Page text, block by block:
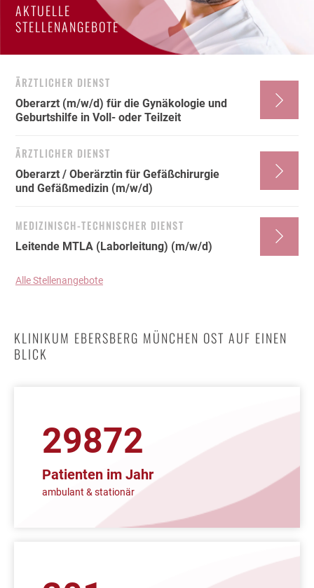
AKTUELLE
STELLENANGEBOTE
ÄRZTLICHER DIENST
Oberarzt (m/w/d) für die Gynäkologie und
Geburtshilfe in Voll- oder Teilzeit
ÄRZTLICHER DIENST
Oberarzt / Oberärztin für Gefäßchirurgie
und Gefäßmedizin (m/w/d)
MEDIZINISCH-TECHNISCHER DIENST
Leitende MTLA (Laborleitung) (m/w/d)
Alle Stellenangebote
KLINIKUM EBERSBERG MÜNCHEN OST AUF EINEN
BLICK
39598
Patienten im Jahr
ambulant & stationär